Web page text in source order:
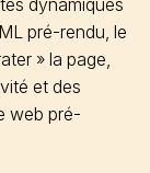
dynamiques
pré-rendu, le
» la page,
et des
web pré-